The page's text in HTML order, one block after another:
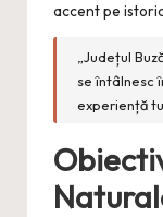
accent pe
„Județul
se întâlnesc
experiență